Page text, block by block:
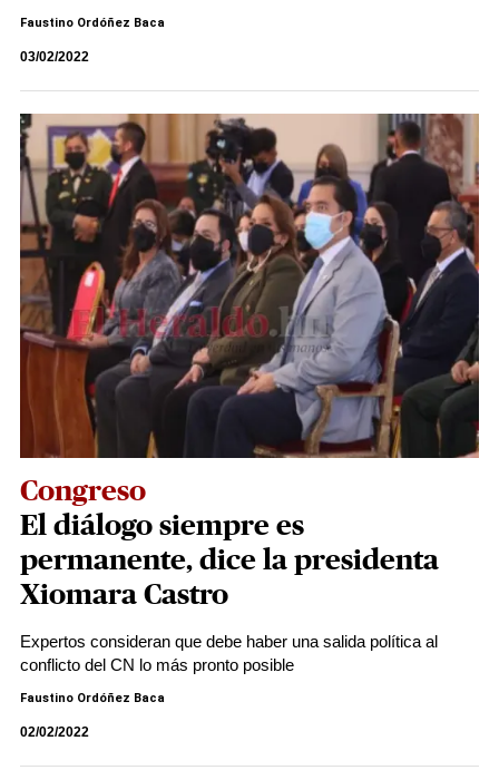
Faustino Ordóñez Baca
03/02/2022
Congreso
El diálogo siempre es
permanente, dice la presidenta
Xiomara Castro
Expertos consideran que debe haber una salida política al
conflicto del CN lo más pronto posible
Faustino Ordóñez Baca
02/02/2022